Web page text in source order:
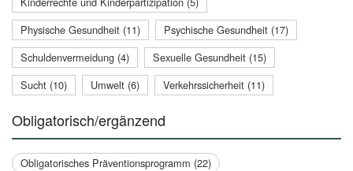
Physische Gesundheit (11)
Psychische Gesundheit (17)
Schuldenvermeidung (4)
Sexuelle Gesundheit (15)
Sucht (10)
Umwelt (6) Verkehrssicherheit (11)
Obligatorisch/ergänzend
Obligatorisches Präventionsprogramm (22)